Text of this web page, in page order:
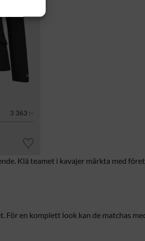
3 363 :-
Klä teamet i kavajer märkta med
en komplett look kan de matchas